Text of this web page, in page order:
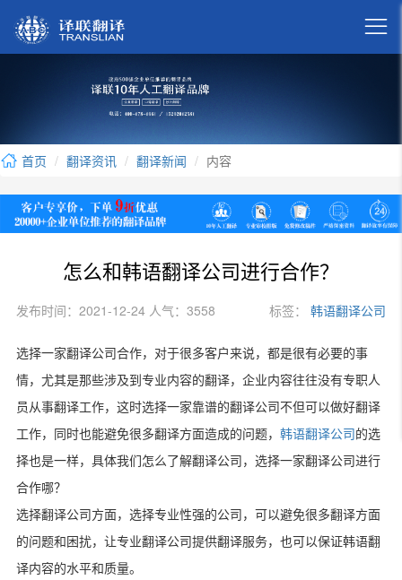

首页 翻译资讯 翻译新闻 内容
怎么和韩语翻译公司进行合作？
发布时间：2021-12-24 人气：3558 标签： 韩语翻译公司
选择一家翻译公司合作，对于很多客户来说，都是很有必要的事
情，尤其是那些涉及到专业内容的翻译，企业内容往往没有专职人
员从事翻译工作，这时选择一家靠谱的翻译公司不但可以做好翻译
工作，同时也能避免很多翻译方面造成的问题， 韩语翻译公司 的选
择也是一样，具体我们怎么了解翻译公司，选择一家翻译公司进行
合作哪？
选择翻译公司方面，选择专业性强的公司，可以避免很多翻译方面
的问题和困扰，让专业翻译公司提供翻译服务，也可以保证韩语翻
译内容的水平和质量。